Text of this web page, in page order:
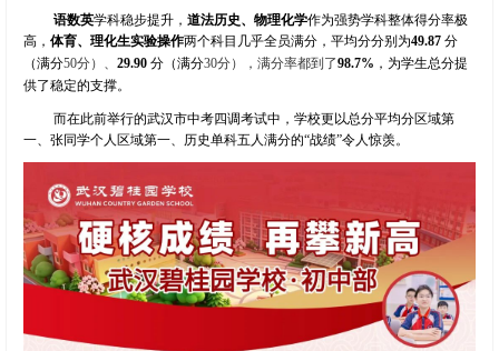
语数英学科稳步提升， 道法历史、物理化学作为强势学科整体得分率极
高， 体育、理化生实验操作两个科目几乎全员满分，平均分分别为49.87 分
（满分50分）、 29.90 分（满分30分），满分率都到了98.7% ，为学生总分提
供了稳定的支撑。
而在此前举行的武汉市中考四调考试中，学校更以总分平均分区域第
一、张同学个人区域第一、历史单科五人满分的“战绩”令人惊羡。